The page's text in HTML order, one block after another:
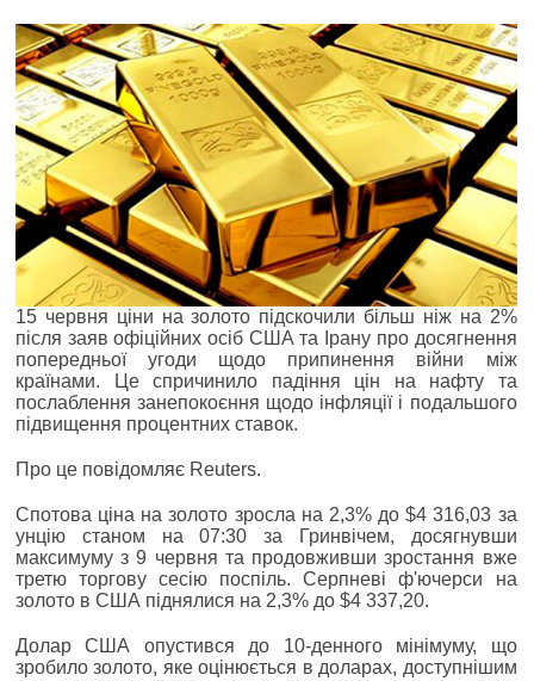
15 червня ціни на золото підскочили більш ніж на 2%
після заяв офіційних осіб США та Ірану про досягнення
попередньої угоди щодо припинення війни між
країнами. Це спричинило падіння цін на нафту та
послаблення занепокоєння щодо інфляції і подальшого
підвищення процентних ставок.
Про це повідомляє Reuters.
Спотова ціна на золото зросла на 2,3% до $4 316,03 за
унцію станом на 07:30 за Гринвічем, досягнувши
максимуму з 9 червня та продовживши зростання вже
третю торгову сесію поспіль. Серпневі ф'ючерси на
золото в США піднялися на 2,3% до $4 337,20.
Долар США опустився до 10-денного мінімуму, що
зробило золото, яке оцінюється в доларах, доступнішим